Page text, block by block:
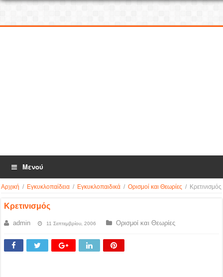
Μενού
Αρχική / Εγκυκλοπαίδεια / Εγκυκλοπαιδικά / Ορισμοί και Θεωρίες / Κρετινισμός
Κρετινισμός
admin 11 Σεπτεμβρίου, 2006 Ορισμοί και Θεωρίες